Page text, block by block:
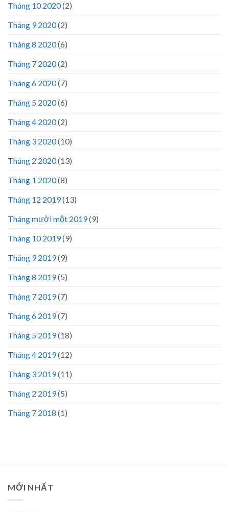
Tháng 10 2020(2)
Tháng 9 2020(2)
Tháng 8 2020(6)
Tháng 7 2020(2)
Tháng 6 2020(7)
Tháng 5 2020(6)
Tháng 4 2020(2)
Tháng 3 2020(10)
Tháng 2 2020(13)
Tháng 1 2020(8)
Tháng 12 2019(13)
Tháng mười một 2019(9)
Tháng 10 2019(9)
Tháng 9 2019(9)
Tháng 8 2019(5)
Tháng 7 2019(7)
Tháng 6 2019(7)
Tháng 5 2019(18)
Tháng 4 2019(12)
Tháng 3 2019(11)
Tháng 2 2019(5)
Tháng 7 2018 (1)
MỚI NHẤT